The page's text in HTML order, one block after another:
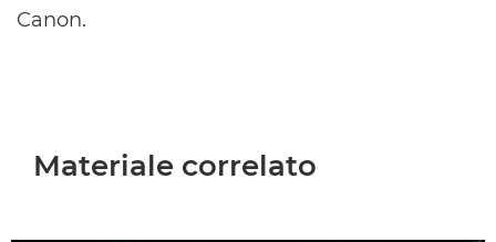
Canon.
Materiale correlato